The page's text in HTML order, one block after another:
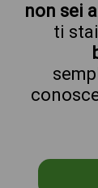
non sei
ti